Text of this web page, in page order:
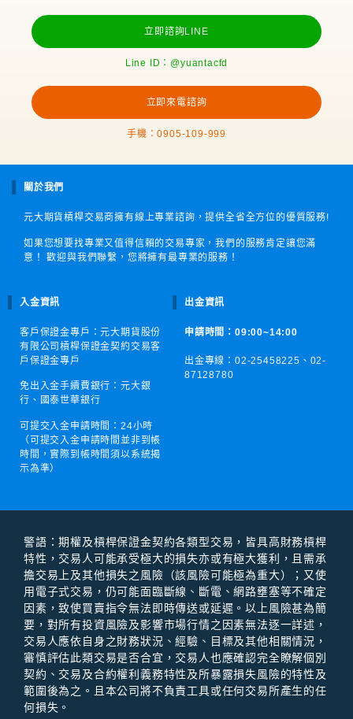
立即諮詢LINE
Line ID：@yuantacfd
立即來電諮詢
手機：0905-109-999
關於我們
元大期貨槓桿交易商擁有線上專業諮詢，提供全省全方位的優質服務!
如果您想要找專業又值得信賴的交易專家，我們的服務肯定讓您滿
意！ 歡迎與我們聯繫，您將擁有最專業的服務！
入金資訊
客戶保證金專戶：元大期貨股份
有限公司槓桿保證金契約交易客
戶保證金專戶
免出入金手續費銀行：元大銀
行、國泰世華銀行
可提交入金申請時間：24小時
（可提交入金申請時間並非到帳
時間，實際到帳時間須以系統揭
示為準）
出金資訊
申請時間：09:00~14:00
出金專線：02-25458225、 02-
87128780
警語：期權及槓桿保證⾦契約各類型交易，皆具⾼財務槓桿
特性，交易⼈可能承受極⼤的損失亦或有極⼤獲利，且需承
擔交易上及其他損失之風險（該風險可能極為重⼤）；⼜使
⽤電⼦式交易，仍可能⾯臨斷線、斷電、網路壅塞等不確定
因素，致使買賣指令無法即時傳送或延遲。以上風險甚為簡
要，對所有投資風險及影響市場⾏情之因素無法逐⼀詳述，
交易⼈應依⾃⾝之財務狀況、經驗、⽬標及其他相關情況，
審慎評估此類交易是否合宜，交易⼈也應確認完全瞭解個別
契約、交易及合約權利義務特性及所暴露損失風險的特性及
範圍後為之。且本公司將不負責⼯具或任何交易所產⽣的任
何損失。